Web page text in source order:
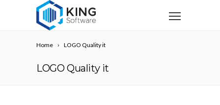
Home LOGO Quality it
LOGO Quality it